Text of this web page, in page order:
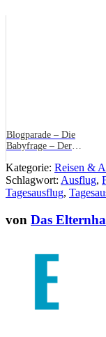
Blogparade – Die
Babyfrage – Der
Kategorie: Reisen &
Schlagwort: Ausflug,
Tagesausflug,
von Das